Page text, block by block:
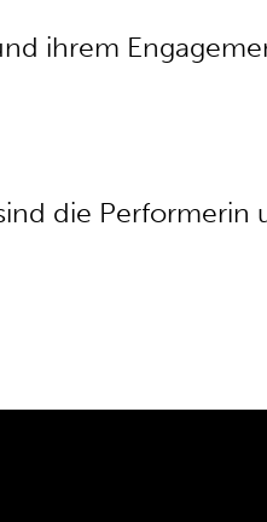
ihrem
die Performerin